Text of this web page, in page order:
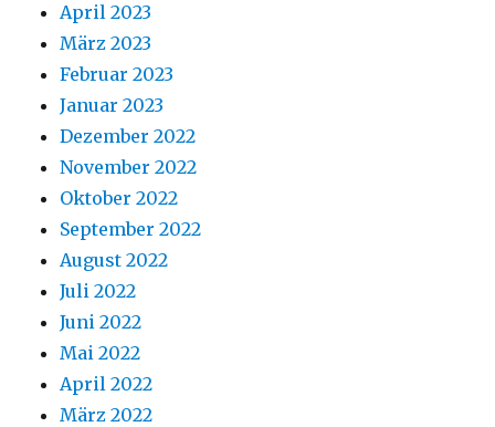
April 2023
März 2023
Februar 2023
Januar 2023
Dezember 2022
November 2022
Oktober 2022
September 2022
August 2022
Juli 2022
Juni 2022
Mai 2022
April 2022
März 2022